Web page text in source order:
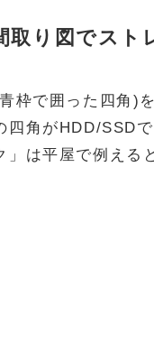
取り図でスト
枠で囲った四角)
四角がHDD/SSD
」は平屋で例える